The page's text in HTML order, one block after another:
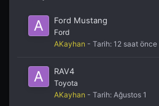
Ford Mustang
Ford
AKayhan - Tarih: 12 saat önce
RAV4
Toyota
AKayhan - Tarih: Ağustos 1